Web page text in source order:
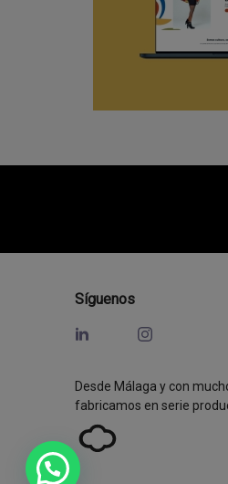
Síguenos
Desde Málaga y con
fabricamos en serie